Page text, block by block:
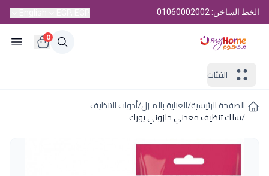
الخط الساخن: 01060002002
0
الفئات
الصفحة الرئيسية/العناية بالمنزل/أدوات التنظيف
/سلك تنظيف معدني حلزوني يورك